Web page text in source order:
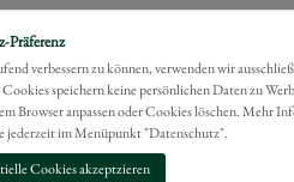
Präferenz
verbessern zu können, verwenden wir
speichern keine persönlichen Daten zu
Browser anpassen oder Cookies löschen. Mehr
jederzeit im Menüpunkt "Datenschutz".
Cookies akzeptzieren